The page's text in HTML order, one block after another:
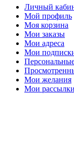
Личный
Мой профиль
Моя корзина
Мои заказы
Мои адреса
Мои
Мои желания
Мои рассылки